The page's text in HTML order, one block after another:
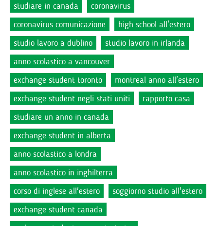
studiare in canada
coronavirus
coronavirus comunicazione
high school all'estero
studio lavoro a dublino
studio lavoro in irlanda
anno scolastico a vancouver
exchange student toronto
montreal anno all'estero
exchange student negli stati uniti
rapporto casa
studiare un anno in canada
exchange student in alberta
anno scolastico a londra
anno scolastico in inghilterra
corso di inglese all'estero
soggiorno studio all'estero
exchange student canada